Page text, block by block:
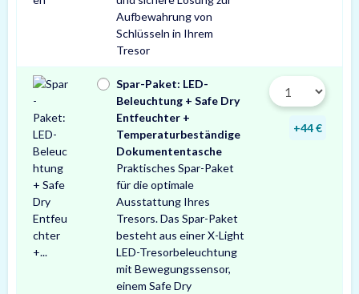
Aufbewahrung von
Schlüsseln in Ihrem
Tresor
Spar-Paket: LED-
Beleuchtung + Safe Dry
Entfeuchter +
Temperaturbeständige
Dokumententasche
Praktisches Spar-Paket
für die optimale
Ausstattung Ihres
Tresors. Das Spar-Paket
besteht aus einer X-Light
LED-Tresorbeleuchtung
mit Bewegungssensor,
einem Safe Dry
+44 €